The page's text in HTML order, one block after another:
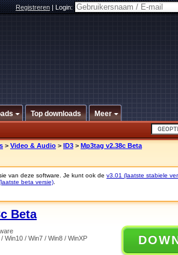
Registreren|Login:
Top downloads Meer
> Video & Audio > ID3 > Mp3tag v2.38c Beta
van deze software. Je kunt ook de v3.01 (laatste stabiele
beta versie)
Beta
Win10 / Win7 / Win8 / WinXP